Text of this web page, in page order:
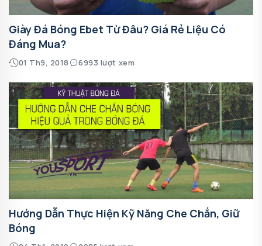
Giày Đá Bóng Ebet Từ Đâu? Giá Rẻ Liệu Có
Đáng Mua?
01 Th9, 2018 6993 lượt xem
Hướng Dẫn Thực Hiện Kỹ Năng Che Chắn, Giữ
Bóng